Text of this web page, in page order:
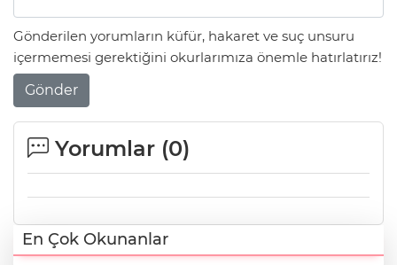
Gönderilen yorumların küfür, hakaret ve suç unsuru
içermemesi gerektiğini okurlarımıza önemle hatırlatırız!
Gönder
Yorumlar (0)
En Çok Okunanlar